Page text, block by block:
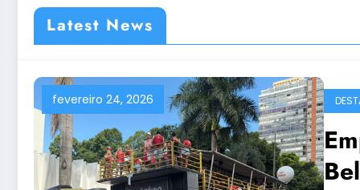
Latest News
fevereiro 24, 2026